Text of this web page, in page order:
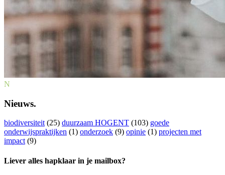
N
Nieuws.
biodiversiteit(25) duurzaam HOGENT (103) goede
onderwijspraktijken (1) onderzoek (9) opinie (1) projecten met
impact(9)
Liever alles hapklaar in je mailbox?